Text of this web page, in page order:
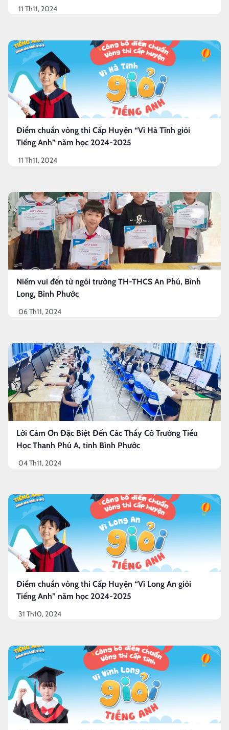
11 Th11, 2024
Điểm chuẩn vòng thi Cấp Huyện “Vì Hà Tĩnh giỏi
Tiếng Anh” năm học 2024-2025
11 Th11, 2024
Niềm vui đến từ ngôi trường TH-THCS An Phú, Bình
Long, Bình Phước
06 Th11, 2024
Lời Cảm Ơn Đặc Biệt Đến Các Thầy Cô Trường Tiểu
Học Thanh Phú A, tỉnh Bình Phước
04 Th11, 2024
Điểm chuẩn vòng thi Cấp Huyện “Vì Long An giỏi
Tiếng Anh” năm học 2024-2025
31 Th10, 2024